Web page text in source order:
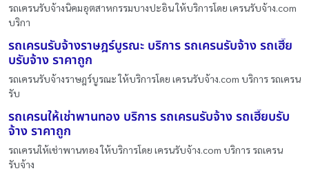
รถเครนรับจ้างนิคมอุตสาหกรรมบางปะอิน ให้บริการโดย เครนรับจ้าง.com
บริกา
รถเครนรับจ้างราษฎร์บูรณะ บริการ รถเครนรับจ้าง รถเฮี๊ย
บรับจ้าง ราคาถูก
รถเครนรับจ้างราษฎร์บูรณะ ให้บริการโดย เครนรับจ้าง.com บริการ รถเครน
รับ
รถเครนให้เช่าพานทอง บริการ รถเครนรับจ้าง รถเฮี๊ยบรับ
จ้าง ราคาถูก
รถเครนให้เช่าพานทอง ให้บริการโดย เครนรับจ้าง.com บริการ รถเครน
รับจ้าง